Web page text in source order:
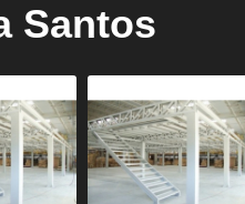
Corrimão de Ferro
Ferro para Mezanino
Escada Marinheiro de
de Mezanino
Estrutura
Santos